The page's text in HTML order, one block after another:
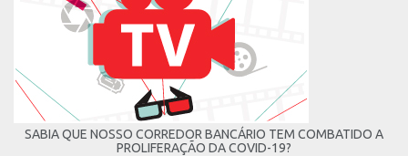
SABIA QUE NOSSO CORREDOR BANCÁRIO TEM COMBATIDO A
PROLIFERAÇÃO DA COVID-19?